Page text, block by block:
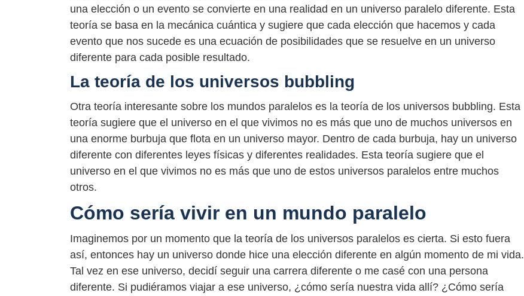
una elección o un evento se convierte en una realidad en un universo paralelo diferente. Esta
teoría se basa en la mecánica cuántica y sugiere que cada elección que hacemos y cada
evento que nos sucede es una ecuación de posibilidades que se resuelve en un universo
diferente para cada posible resultado.
La teoría de los universos bubbling
Otra teoría interesante sobre los mundos paralelos es la teoría de los universos bubbling. Esta
teoría sugiere que el universo en el que vivimos no es más que uno de muchos universos en
una enorme burbuja que flota en un universo mayor. Dentro de cada burbuja, hay un universo
diferente con diferentes leyes físicas y diferentes realidades. Esta teoría sugiere que el
universo en el que vivimos no es más que uno de estos universos paralelos entre muchos
otros.
Cómo sería vivir en un mundo paralelo
Imaginemos por un momento que la teoría de los universos paralelos es cierta. Si esto fuera
así, entonces hay un universo donde hice una elección diferente en algún momento de mi vida.
Tal vez en ese universo, decidí seguir una carrera diferente o me casé con una persona
diferente. Si pudiéramos viajar a ese universo, ¿cómo sería nuestra vida allí? ¿Cómo sería